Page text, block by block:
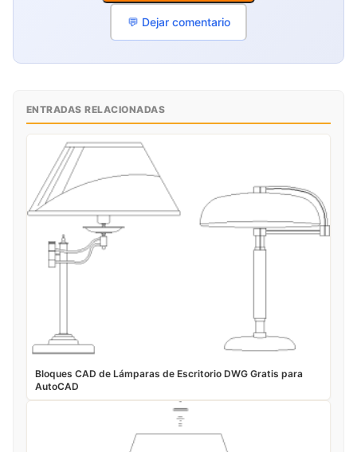
💬 Dejar comentario
ENTRADAS RELACIONADAS
Bloques CAD de Lámparas de Escritorio DWG Gratis para
AutoCAD